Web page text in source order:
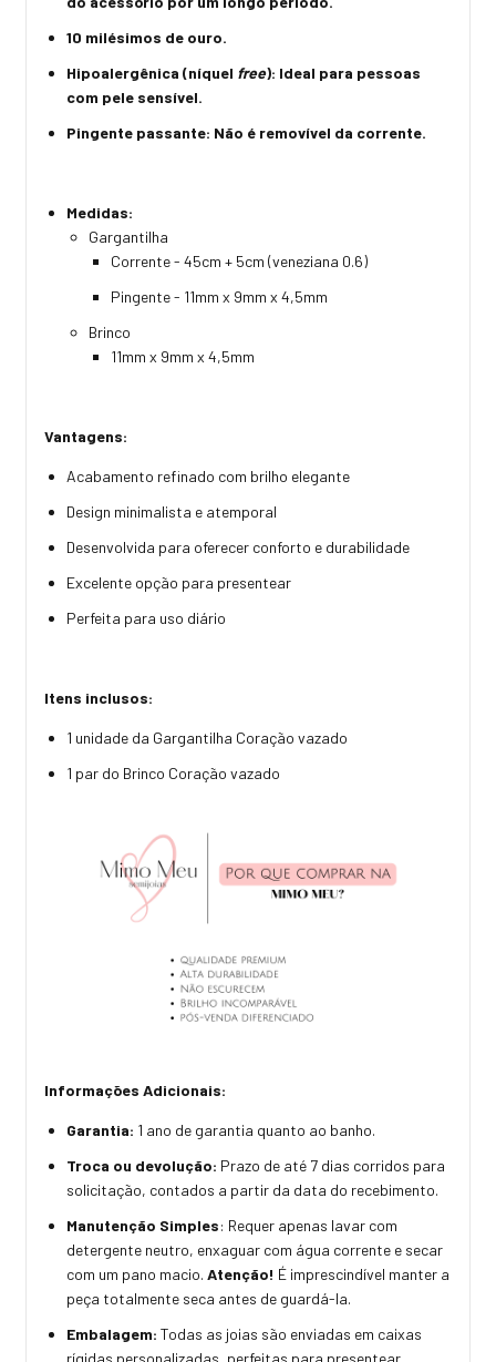
10 milésimos de ouro.
Hipoalergênica (níquel free): Ideal para pessoas
com pele sensível.
Pingente passante: Não é removível da corrente.
Medidas:
Gargantilha
Corrente - 45cm + 5cm (veneziana 0.6)
Pingente - 11mm x 9mm x 4,5mm
Brinco
11mm x 9mm x 4,5mm
Vantagens:
Acabamento refinado com brilho elegante
Design minimalista e atemporal
Desenvolvida para oferecer conforto e durabilidade
Excelente opção para presentear
Perfeita para uso diário
Itens inclusos:
1 unidade da Gargantilha Coração vazado
1 par do Brinco Coração vazado
Informações Adicionais:
Garantia: 1 ano de garantia quanto ao banho.
Troca ou devolução: Prazo de até 7 dias corridos para
solicitação, contados a partir da data do recebimento.
Manutenção Simples: Requer apenas lavar com
detergente neutro, enxaguar com água corrente e secar
com um pano macio. Atenção! É imprescindível manter a
peça totalmente seca antes de guardá-la.
Embalagem: Todas as joias são enviadas em caixas